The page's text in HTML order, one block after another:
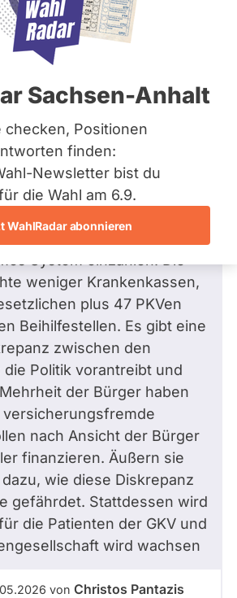
Vorpommern
Westfalen
Holstein
Spenden
Sachsen-Anhalt
checken, Positionen
finden:
Newsletter bist du
die Wahl am 6.9.
WahlRadar abonnieren
28.04.2026
bei den Reformen die
Bürger nicht
Reformdiskussionen
selbst nahezu
Die Mehrheit möchte eine
weniger Krankenkassen,
plus 47 PKVen
Beihilfestellen. Es gibt eine
zwischen den
die Politik vorantreibt und
der Bürger haben
versicherungsfremde
nach Ansicht der Bürger
finanzieren. Äußern sie
wie diese Diskrepanz
gefährdet. Stattdessen wird
die Patienten der GKV und
wird wachsen
von Christos Pantazis